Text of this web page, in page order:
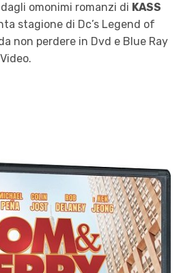
dagli omonimi romanzi di KASS
stagione di Dc’s Legend of
non perdere in Dvd e Blue Ray